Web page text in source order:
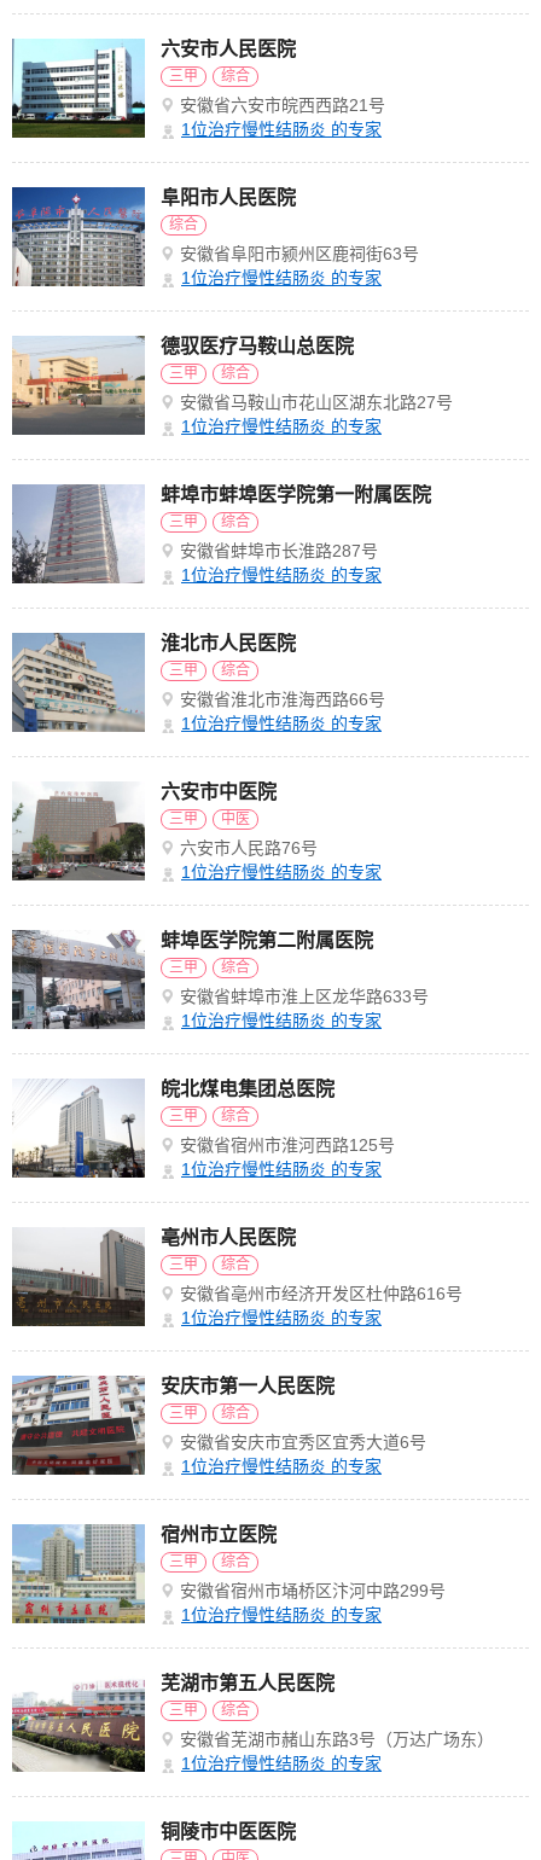
六安市人民医院
三甲 综合
安徽省六安市皖西西路21号
1位治疗慢性结肠炎 的专家
阜阳市人民医院
综合
安徽省阜阳市颍州区鹿祠街63号
1位治疗慢性结肠炎 的专家
德驭医疗马鞍山总医院
三甲 综合
安徽省马鞍山市花山区湖东北路27号
1位治疗慢性结肠炎 的专家
蚌埠市蚌埠医学院第一附属医院
三甲 综合
安徽省蚌埠市长淮路287号
1位治疗慢性结肠炎 的专家
淮北市人民医院
三甲 综合
安徽省淮北市淮海西路66号
1位治疗慢性结肠炎 的专家
六安市中医院
三甲 中医
六安市人民路76号
1位治疗慢性结肠炎 的专家
蚌埠医学院第二附属医院
三甲 综合
安徽省蚌埠市淮上区龙华路633号
1位治疗慢性结肠炎 的专家
皖北煤电集团总医院
三甲 综合
安徽省宿州市淮河西路125号
1位治疗慢性结肠炎 的专家
亳州市人民医院
三甲 综合
安徽省亳州市经济开发区杜仲路616号
1位治疗慢性结肠炎 的专家
安庆市第一人民医院
三甲 综合
安徽省安庆市宜秀区宜秀大道6号
1位治疗慢性结肠炎 的专家
宿州市立医院
三甲 综合
安徽省宿州市埇桥区汴河中路299号
1位治疗慢性结肠炎 的专家
芜湖市第五人民医院
三甲 综合
安徽省芜湖市赭山东路3号（万达广场东）
1位治疗慢性结肠炎 的专家
铜陵市中医医院